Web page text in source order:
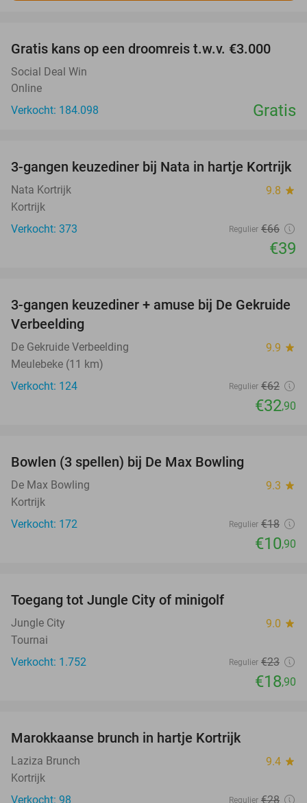
Gratis kans op een droomreis t.w.v. €3.000
Social Deal Win
Online
Verkocht: 184.098
Gratis
41%
3-gangen keuzediner bij Nata in hartje Kortrijk
Nata Kortrijk 9.8 star
Kortrijk
Verkocht: 373
Regulier €66
€39
47%
3-gangen keuzediner + amuse bij De Gekruide
Verbeelding
De Gekruide Verbeelding 9.9 star
Meulebeke (11 km)
Verkocht: 124
Regulier €62
€32,90
Bowlen (3 spellen) bij De Max Bowling
De Max Bowling 9.3 star
Kortrijk
Verkocht: 172
Regulier €18
€10,90
Toegang tot Jungle City of minigolf
Jungle City 9.0 star
Tournai
Verkocht: 1.752
Regulier €23
€18,90
Marokkaanse brunch in hartje Kortrijk
Laziza Brunch 9.4 star
Kortrijk
Verkocht: 98
Regulier €28